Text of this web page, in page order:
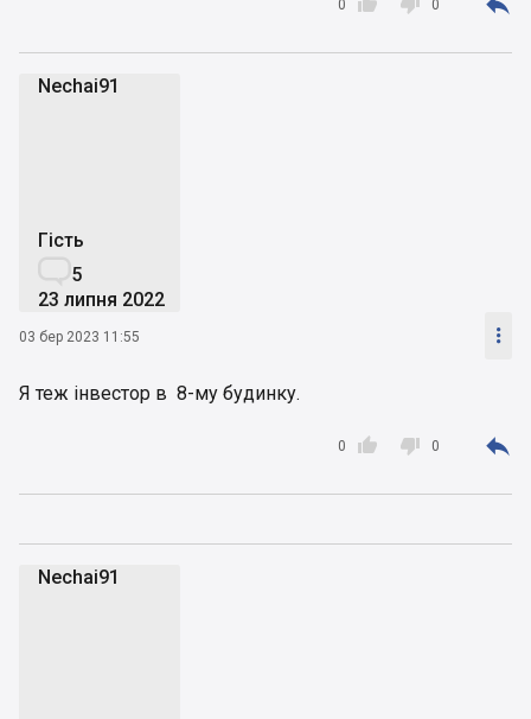

0  0
Nechai91
Гість
5
23 липня 2022
03 бер 2023 11:55 
Я теж інвестор в 8-му будинку.

0  0 
Nechai91